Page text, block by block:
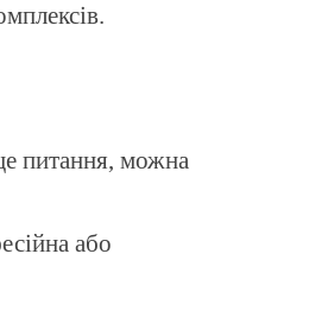
питання, можна
або